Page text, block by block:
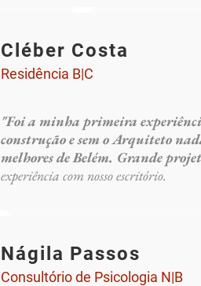
Cléber Costa
Residência B|C
"Foi a minha primeira
construção e sem o Arquiteto
melhores de Belém. Grande
experiência com nosso escritório.
Nágila Passos
Consultório de Psicologia N|B